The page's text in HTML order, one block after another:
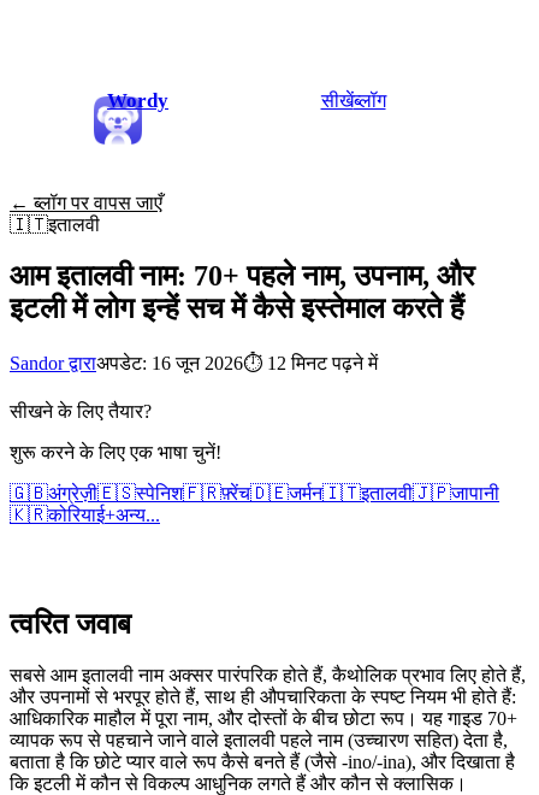
Wordy सीखेंब्लॉग
← ब्लॉग पर वापस जाएँ
🇮🇹इतालवी
आम इतालवी नाम: 70+ पहले नाम, उपनाम, और
इटली में लोग इन्हें सच में कैसे इस्तेमाल करते हैं
Sandor द्वाराअपडेट: 16 जून 2026⏱ 12 मिनट पढ़ने में
सीखने के लिए तैयार?
शुरू करने के लिए एक भाषा चुनें!
🇬🇧अंग्रेज़ी🇪🇸स्पेनिश🇫🇷फ़्रेंच🇩🇪जर्मन🇮🇹इतालवी🇯🇵जापानी
🇰🇷कोरियाई+अन्य...
त्वरित जवाब
सबसे आम इतालवी नाम अक्सर पारंपरिक होते हैं, कैथोलिक प्रभाव लिए होते हैं,
और उपनामों से भरपूर होते हैं, साथ ही औपचारिकता के स्पष्ट नियम भी होते हैं:
आधिकारिक माहौल में पूरा नाम, और दोस्तों के बीच छोटा रूप। यह गाइड 70+
व्यापक रूप से पहचाने जाने वाले इतालवी पहले नाम (उच्चारण सहित) देता है,
बताता है कि छोटे प्यार वाले रूप कैसे बनते हैं (जैसे -ino/-ina), और दिखाता है
कि इटली में कौन से विकल्प आधुनिक लगते हैं और कौन से क्लासिक।